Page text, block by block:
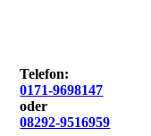
Telefon:
0171-9698147
oder
08292-9516959